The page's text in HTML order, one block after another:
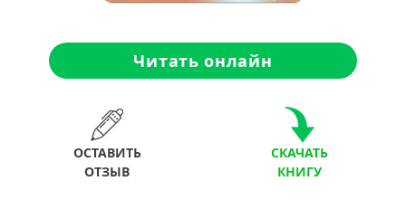
Читать онлайн
ОСТАВИТЬ
ОТЗЫВ
СКАЧАТЬ
КНИГУ